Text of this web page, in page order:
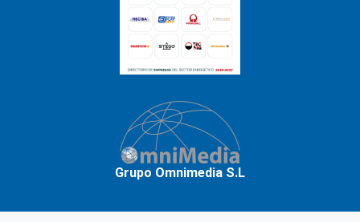
Grupo Omnimedia S.L